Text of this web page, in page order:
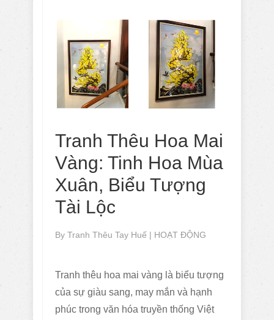
Tranh Thêu Hoa Mai
Vàng: Tinh Hoa Mùa
Xuân, Biểu Tượng
Tài Lộc
By Tranh Thêu Tay Huế | HOẠT ĐỘNG
Tranh thêu hoa mai vàng là biểu tượng
của sự giàu sang, may mắn và hạnh
phúc trong văn hóa truyền thống Việt